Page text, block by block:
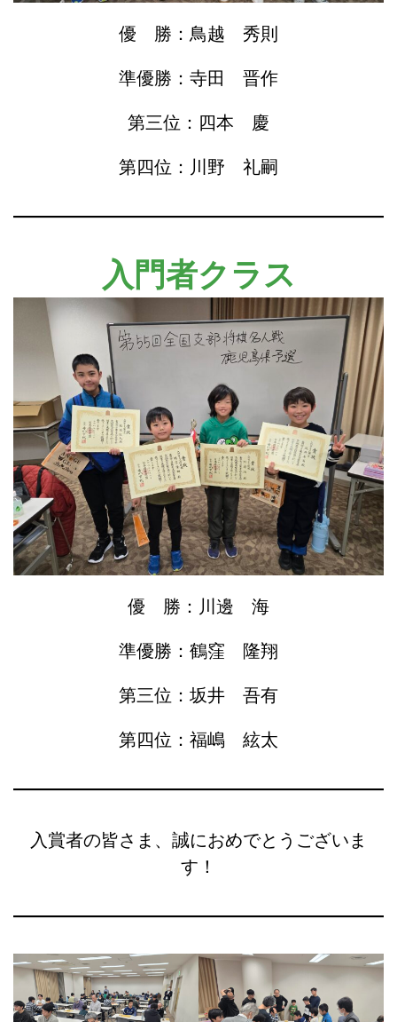
優 勝：鳥越 秀則
準優勝：寺田 晋作
第三位：四本 慶
第四位：川野 礼嗣
入門者クラス
優 勝：川邊 海
準優勝：鶴窪 隆翔
第三位：坂井 吾有
第四位：福嶋 絃太
入賞者の皆さま、誠におめでとうございま
す！